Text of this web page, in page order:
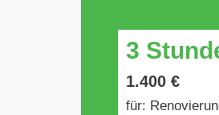
3
1.400 €
für: